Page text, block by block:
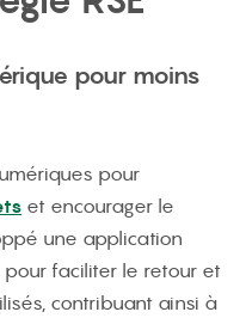
pour moins
pour
et encourager le
une application
faciliter le retour et
contribuant ainsi à